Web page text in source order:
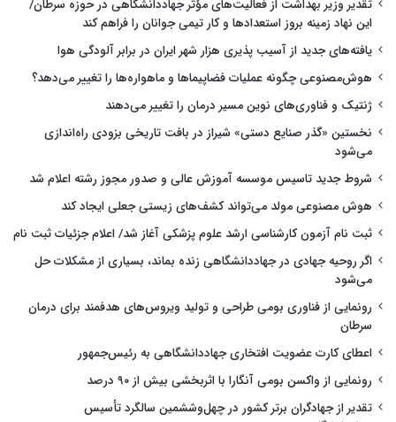
تقدیر وزیر بهداشت از فعالیت‌های مؤثر جهاددانشگاهی در حوزه سرطان/
این نهاد زمینه بروز استعدادها و کار تیمی جوانان را فراهم کند
یافته‌های جدید از آسیب پذیری هزار شهر ایران در برابر آلودگی هوا
هوش‌مصنوعی چگونه عملیات فضاپیماها و ماهواره‌ها را تغییر می‌دهد؟
ژنتیک و فناوری‌های نوین مسیر درمان را تغییر می‌دهند
نخستین «گذر صنایع دستی» شیراز در بافت تاریخی بزودی راه‌اندازی
می‌شود
شروط جدید تاسیس موسسه آموزش عالی و صدور مجوز رشته اعلام شد
هوش مصنوعی مولد می‌تواند کشف‌های زیستی جعلی ایجاد کند
ثبت نام آزمون کارشناسی ارشد علوم پزشکی آغاز شد/ اعلام جزئیات ثبت نام
اگر روحیه جهادی در جهاددانشگاهی زنده بماند، بسیاری از مشکلات حل
می‌شود
رونمایی از فناوری بومی طراحی و تولید ویروس‌های هدفمند برای درمان
سرطان
اعطای کارت عضویت افتخاری جهاددانشگاهی به رئیس‌جمهور
رونمایی از واکسن بومی آنگارا با اثربخشی بیش از ۹۰ درصد
تقدیر از جهادگران برتر کشور در چهل‌وششمین سالگرد تأسیس